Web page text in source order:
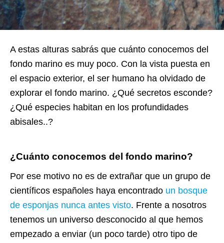
A estas alturas sabrás que cuánto conocemos del
fondo marino es muy poco. Con la vista puesta en
el espacio exterior, el ser humano ha olvidado de
explorar el fondo marino. ¿Qué secretos esconde?
¿Qué especies habitan en los profundidades
abisales..?
¿Cuánto conocemos del fondo marino?
Por ese motivo no es de extrañar que un grupo de
científicos españoles haya encontrado un bosque
de esponjas nunca antes visto. Frente a nosotros
tenemos un universo desconocido al que hemos
empezado a enviar (un poco tarde) otro tipo de